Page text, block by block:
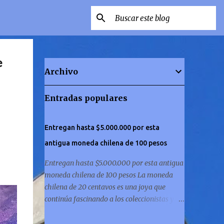
Archivo
Entradas populares
Entregan hasta $5.000.000 por esta
antigua moneda chilena de 100 pesos
Entregan hasta $5.000.000 por esta antigua
moneda chilena de 100 pesos La moneda
chilena de 20 centavos es una joya que
continúa fascinando a los coleccionistas y a